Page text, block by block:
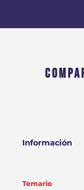
Información
Temario